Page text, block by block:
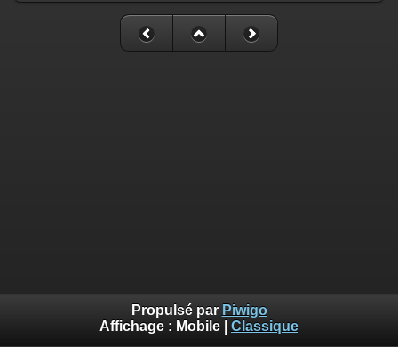
Propulsé par Piwigo
Affichage : Mobile Classique